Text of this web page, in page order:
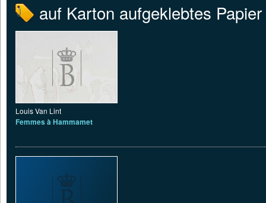
auf Karton aufgeklebtes Papier
Louis Van Lint
Femmes à Hammamet